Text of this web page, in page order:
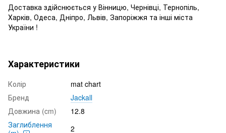
Доставка здійснюється у Вінницю, Чернівці, Тернопіль,
Харків, Одеса, Дніпро, Львів, Запоріжжя та інші міста
України !
Характеристики
Колір
mat chart
Бренд
Jackall
Довжина (cm)
12.8
Заглиблення
2